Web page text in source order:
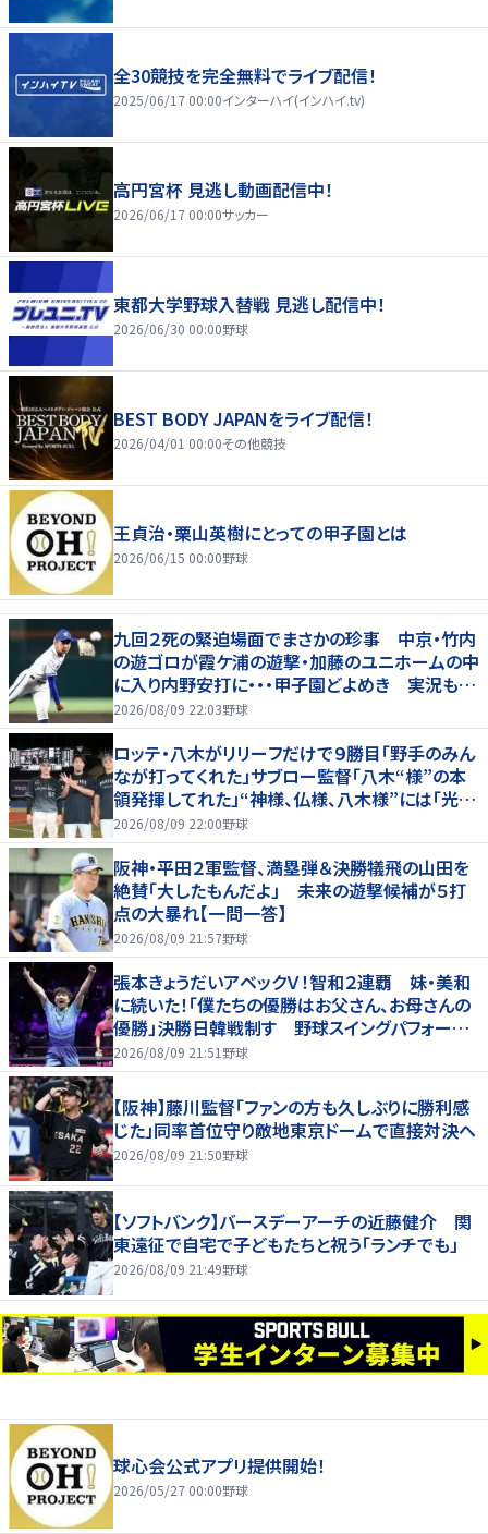
全30競技を完全無料でライブ配信！
2025/06/17 00:00インターハイ(インハイ.tv)
高円宮杯 見逃し動画配信中！
2026/06/17 00:00サッカー
東都大学野球入替戦 見逃し配信中！
2026/06/30 00:00野球
BEST BODY JAPANをライブ配信！
2026/04/01 00:00その他競技
王貞治・栗山英樹にとっての甲子園とは
2026/06/15 00:00野球
九回２死の緊迫場面でまさかの珍事 中京・竹内
の遊ゴロが霞ケ浦の遊撃・加藤のユニホームの中
に入り内野安打に・・・甲子園どよめき 実況も驚
き「おっと！」
2026/08/09 22:03野球
ロッテ・八木がリリーフだけで９勝目「野手のみん
なが打ってくれた」サブロー監督「八木“様”の本
領発揮してれた」“神様、仏様、八木様”には「光栄
です」
2026/08/09 22:00野球
阪神・平田２軍監督、満塁弾＆決勝犠飛の山田を
絶賛「大したもんだよ」 未来の遊撃候補が５打
点の大暴れ【一問一答】
2026/08/09 21:57野球
張本きょうだいアベックＶ！智和２連覇 妹・美和
に続いた！「僕たちの優勝はお父さん、お母さんの
優勝」決勝日韓戦制す 野球スイングパフォーマ
ンスで歓喜爆発 本音もちらり「妹が先に決めて
2026/08/09 21:51 野球
【阪神】藤川監督「ファンの方も久しぶりに勝利感
じた」同率首位守り敵地東京ドームで直接対決へ
2026/08/09 21:50野球
【ソフトバンク】バースデーアーチの近藤健介 関
東遠征で自宅で子どもたちと祝う「ランチでも」
2026/08/09 21:49野球
球心会公式アプリ提供開始！
2026/05/27 00:00野球